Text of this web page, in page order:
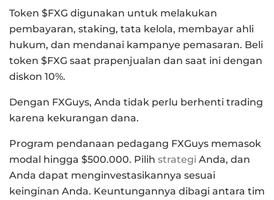
Token $FXG digunakan untuk melakukan
pembayaran, staking, tata kelola, membayar ahli
hukum, dan mendanai kampanye pemasaran. Beli
token $FXG saat prapenjualan dan saat ini dengan
diskon 10%.
Dengan FXGuys, Anda tidak perlu berhenti trading
karena kekurangan dana.
Program pendanaan pedagang FXGuys memasok
modal hingga $500.000. Pilih strategi Anda, dan
Anda dapat menginvestasikannya sesuai
keinginan Anda. Keuntungannya dibagi antara tim